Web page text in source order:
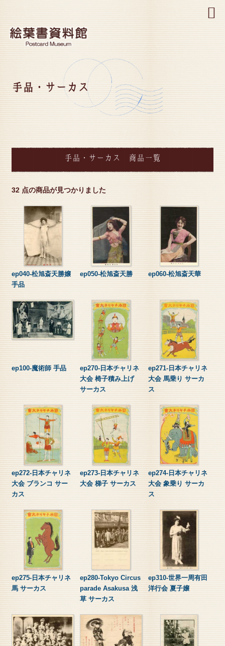
手品・サーカス
手品・サーカス 商品一覧
32 点の商品が見つかりました
ep040-松旭斎天勝嬢
手品
ep050-松旭斎天勝 ep060-松旭斎天華
ep100-魔術師 手品
ep270-日本チャリネ
大会 椅子積み上げ
サーカス
ep271-日本チャリネ
大会 馬乗り サーカ
ス
ep272-日本チャリネ
大会 ブランコ サー
カス
ep273-日本チャリネ
大会 梯子 サーカス
ep274-日本チャリネ
大会 象乗り サーカ
ス
ep275-日本チャリネ
馬 サーカス
ep280-Tokyo Circus
parade Asakusa 浅
草 サーカス
ep310-世界一周有田
洋行会 夏子嬢